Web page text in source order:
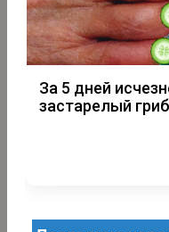
За 5 дней
застарелый